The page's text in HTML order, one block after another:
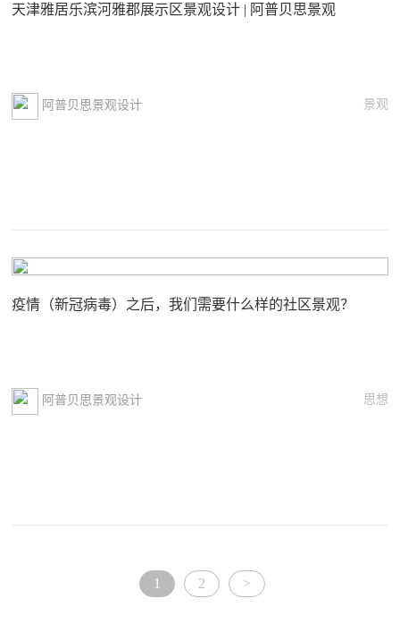
天津雅居乐滨河雅郡展示区景观设计 | 阿普贝思景观
阿普贝思景观设计 景观
疫情（新冠病毒）之后，我们需要什么样的社区景观？
阿普贝思景观设计 思想
1 2 >